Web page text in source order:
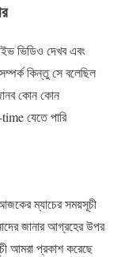
ভিডিও দেখব এবং
কিন্তু সে বলেছিল
কোন কোন
যেতে পারি
ম্যাচের সময়সূচী
জানার আগ্রহের উপর
আমরা প্রকাশ করেছে